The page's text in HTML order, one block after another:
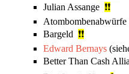
Julian Assange ❗❗
Bargeld ❗❗
Edward Bernays
Better Than Cash